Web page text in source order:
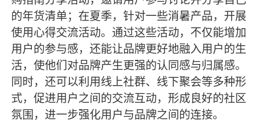
的年货清单；在夏季，针对一些消暑产品，开展
使用心得交流活动。通过这些活动，不仅能增加
用户的参与感，还能让品牌更好地融入用户的生
活，使他们对品牌产生更强的认同感与归属感。
同时，还可以利用线上社群、线下聚会等多种形
式，促进用户之间的交流互动，形成良好的社区
氛围，进一步强化用户与品牌之间的连接。